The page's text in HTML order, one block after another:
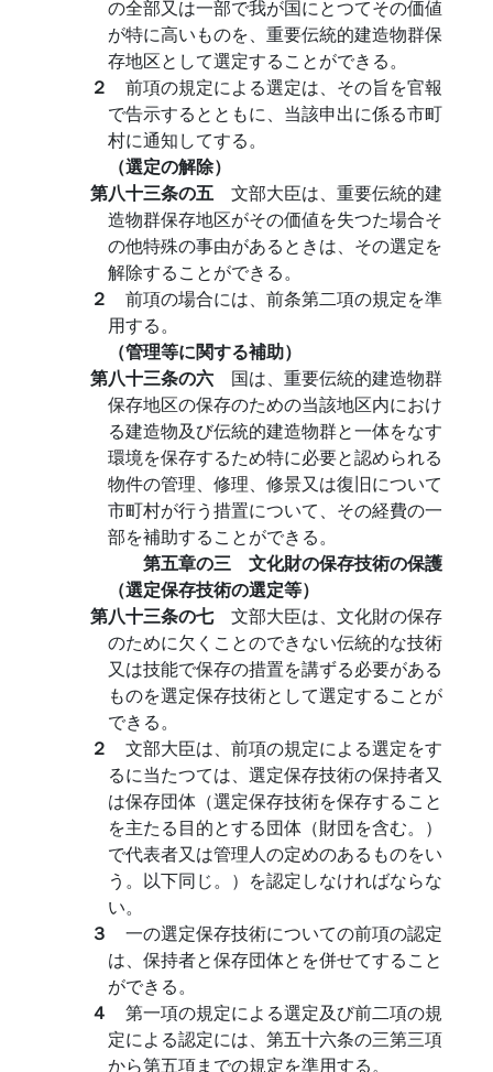
の全部又は一部で我が国にとつてその価値
が特に高いものを、重要伝統的建造物群保
存地区として選定することができる。
２ 前項の規定による選定は、その旨を官報
で告示するとともに、当該申出に係る市町
村に通知してする。
（選定の解除）
第八十三条の五 文部大臣は、重要伝統的建
造物群保存地区がその価値を失つた場合そ
の他特殊の事由があるときは、その選定を
解除することができる。
２ 前項の場合には、前条第二項の規定を準
用する。
（管理等に関する補助）
第八十三条の六 国は、重要伝統的建造物群
保存地区の保存のための当該地区内におけ
る建造物及び伝統的建造物群と一体をなす
環境を保存するため特に必要と認められる
物件の管理、修理、修景又は復旧について
市町村が行う措置について、その経費の一
部を補助することができる。
第五章の三 文化財の保存技術の保護
（選定保存技術の選定等）
第八十三条の七 文部大臣は、文化財の保存
のために欠くことのできない伝統的な技術
又は技能で保存の措置を講ずる必要がある
ものを選定保存技術として選定することが
できる。
２ 文部大臣は、前項の規定による選定をす
るに当たつては、選定保存技術の保持者又
は保存団体（選定保存技術を保存すること
を主たる目的とする団体（財団を含む。）
で代表者又は管理人の定めのあるものをい
う。以下同じ。）を認定しなければならな
い。
３ 一の選定保存技術についての前項の認定
は、保持者と保存団体とを併せてすること
ができる。
４ 第一項の規定による選定及び前二項の規
定による認定には、第五十六条の三第三項
から第五項までの規定を準用する。